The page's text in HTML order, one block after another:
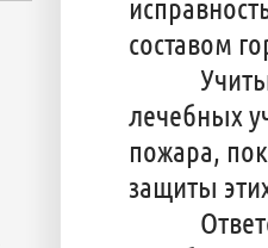
составом
лечебных
пожара,
защиты